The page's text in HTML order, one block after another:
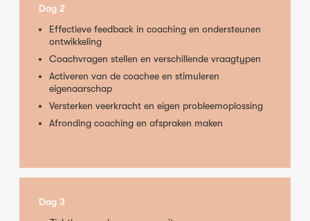
Dag 2
Effectieve feedback in coaching en ondersteunen
ontwikkeling
Coachvragen stellen en verschillende vraagtypen
Activeren van de coachee en stimuleren
eigenaarschap
Versterken veerkracht en eigen probleemoplossing
Afronding coaching en afspraken maken
Dag 3